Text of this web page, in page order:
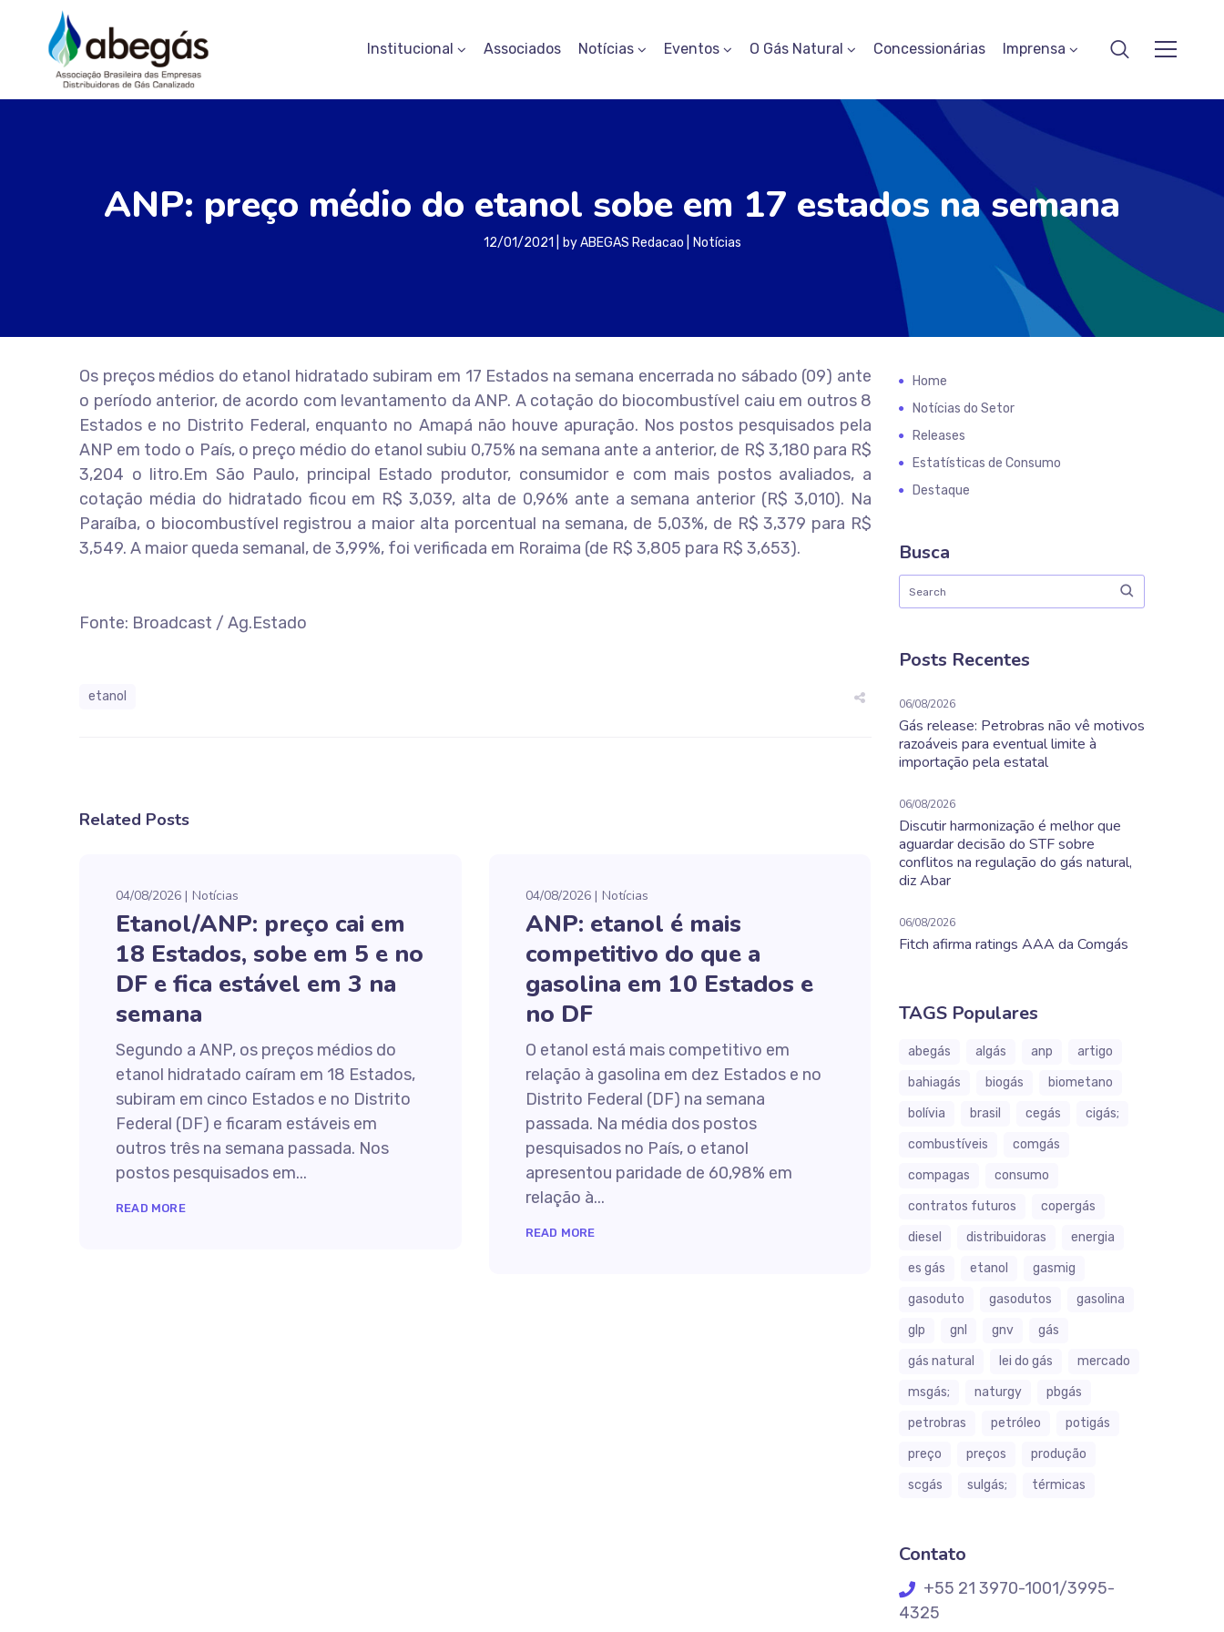
Institucional Associados Notícias Eventos O Gás Natural Concessionárias Imprensa
ANP: preço médio do etanol sobe em 17 estados na semana
12/01/2021 byABEGAS Redacao Notícias
Os preços médios do etanol hidratado subiram em 17 Estados na semana encerrada no sábado (09) ante
o período anterior, de acordo com levantamento da ANP. A cotação do biocombustível caiu em outros 8
Estados e no Distrito Federal, enquanto no Amapá não houve apuração. Nos postos pesquisados pela
ANP em todo o País, o preço médio do etanol subiu 0,75% na semana ante a anterior, de R$ 3,180 para R$
3,204 o litro.Em São Paulo, principal Estado produtor, consumidor e com mais postos avaliados, a
cotação média do hidratado ficou em R$ 3,039, alta de 0,96% ante a semana anterior (R$ 3,010). Na
Paraíba, o biocombustível registrou a maior alta porcentual na semana, de 5,03%, de R$ 3,379 para R$
3,549. A maior queda semanal, de 3,99%, foi verificada em Roraima (de R$ 3,805 para R$ 3,653).
Fonte: Broadcast / Ag.Estado
etanol
Related Posts
04/08/2026 Notícias
Etanol/ANP: preço cai em
18 Estados, sobe em 5 e no
DF e fica estável em 3 na
semana
Segundo a ANP, os preços médios do
etanol hidratado caíram em 18 Estados,
subiram em cinco Estados e no Distrito
Federal (DF) e ficaram estáveis em
outros três na semana passada. Nos
postos pesquisados em...
READ MORE
04/08/2026 Notícias
ANP: etanol é mais
competitivo do que a
gasolina em 10 Estados e
no DF
O etanol está mais competitivo em
relação à gasolina em dez Estados e no
Distrito Federal (DF) na semana
passada. Na média dos postos
pesquisados no País, o etanol
apresentou paridade de 60,98% em
relação à...
READ MORE
Home
Notícias do Setor
Releases
Estatísticas de Consumo
Destaque
Busca
Posts Recentes
06/08/2026
Gás release: Petrobras não vê motivos
razoáveis para eventual limite à
importação pela estatal
06/08/2026
Discutir harmonização é melhor que
aguardar decisão do STF sobre
conflitos na regulação do gás natural,
diz Abar
06/08/2026
Fitch afirma ratings AAA da Comgás
TAGS Populares
abegás algás anp
artigo
bahiagás
biogás
biometano
bolívia
brasil cegás
cigás;
combustíveis
comgás
compagas
consumo
contratos futuros
copergás
diesel
distribuidoras
energia
es gás
etanol
gasmig
gasoduto
gasodutos
gasolina
glp
gnl gnv
gás
gás natural
lei do gás
mercado
msgás;
naturgy
pbgás
petrobras
petróleo
potigás
preço
preços
produção
scgás
sulgás; térmicas
Contato
+55 21 3970-1001/3995-
4325